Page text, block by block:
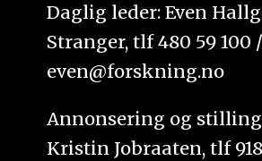
Daglig leder: Even
Stranger, tlf 480 59 100 /
even@forskning.no
Annonsering og
Kristin Jobraaten, tlf